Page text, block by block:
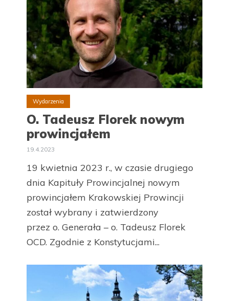
Wydarzenia
O. Tadeusz Florek nowym
prowincjałem
19.4.2023
19 kwietnia 2023 r., w czasie drugiego
dnia Kapituły Prowincjalnej nowym
prowincjałem Krakowskiej Prowincji
został wybrany i zatwierdzony
przez o. Generała – o. Tadeusz Florek
OCD. Zgodnie z Konstytucjami...